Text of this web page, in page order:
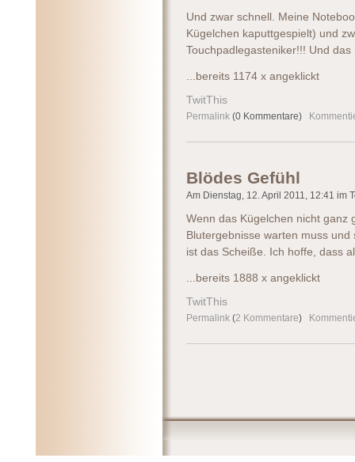
Und zwar schnell. Meine
Kügelchen kaputtgespielt) und
Touchpadlegasteniker!!! Und das
...bereits 1174 x angeklickt
TwitThis
Permalink (0 Kommentare)
Blödes Gefühl
Am Dienstag, 12. April 2011, 12:41 im
Wenn das Kügelchen nicht ganz
Blutergebnisse warten muss
ist das Scheiße. Ich hoffe, dass
...bereits 1888 x angeklickt
TwitThis
Permalink (2 Kommentare)